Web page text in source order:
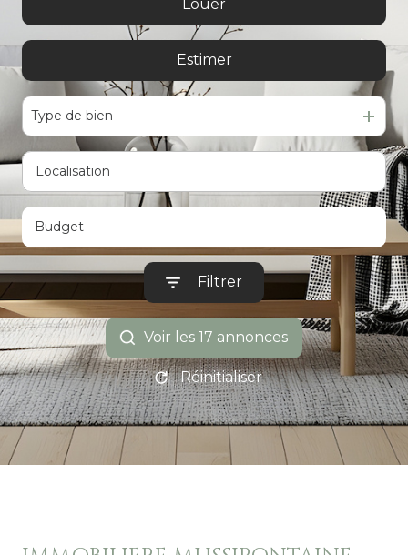
Louer
De l'immo pro
Estimer
Type de bien
Budget
Filtrer
Voir les 17 annonces
Réinitialiser